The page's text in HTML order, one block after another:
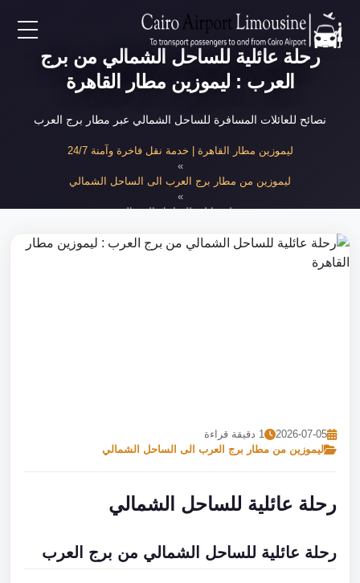
EN
خدمات المطار
نحن
رحلة عائلية للساحل الشمالي من برج
العرب : ليموزين مطار القاهرة
نصائح للعائلات المسافرة للساحل الشمالي عبر مطار برج العرب
ليموزين مطار القاهرة | خدمة نقل فاخرة وآمنة 24/7
ليموزين من مطار برج العرب الى الساحل الشمالي
رحلة عائلية للساحل الشمالي
2026-07-05
1 دقيقة قراءة
ليموزين من مطار برج العرب الى الساحل الشمالي
رحلة عائلية للساحل الشمالي
رحلة عائلية للساحل الشمالي من برج العرب